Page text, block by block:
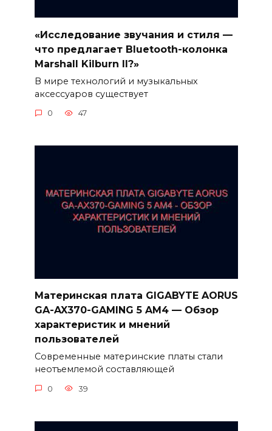
«Исследование звучания и стиля —
что предлагает Bluetooth-колонка
Marshall Kilburn II?»
В мире технологий и музыкальных
аксессуаров существует
0 47
Материнская плата GIGABYTE AORUS
GA-AX370-GAMING 5 AM4 — Обзор
характеристик и мнений
пользователей
Современные материнские платы стали
неотъемлемой составляющей
0 39